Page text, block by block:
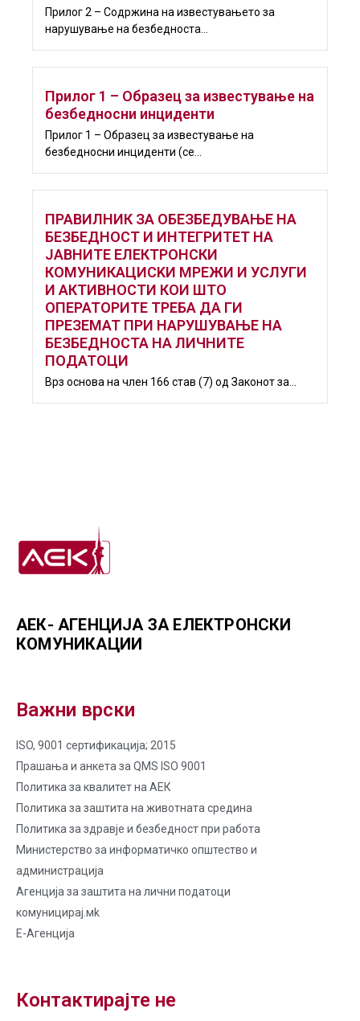
Прилог 2 – Содржина на известувањето за
нарушување на безбедноста...
Прилог 1 – Образец за известување на
безбедносни инциденти
Прилог 1 – Образец за известување на
безбедносни инциденти (се...
ПРАВИЛНИК ЗА ОБЕЗБЕДУВАЊЕ НА
БЕЗБЕДНОСТ И ИНТЕГРИТЕТ НА
ЈАВНИТЕ ЕЛЕКТРОНСКИ
КОМУНИКАЦИСKИ МРЕЖИ И УСЛУГИ
И АКТИВНОСТИ КОИ ШТО
ОПЕРАТОРИТЕ ТРЕБА ДА ГИ
ПРЕЗЕМАТ ПРИ НАРУШУВАЊЕ НА
БЕЗБЕДНОСТА НА ЛИЧНИТЕ
ПОДАТОЦИ
Врз основа на член 166 став (7) од Законот за...
АЕК- АГЕНЦИЈА ЗА ЕЛЕКТРОНСКИ
КОМУНИКАЦИИ
Важни врски
ISO, 9001 сертификација; 2015
Прашања и анкета за QMS ISO 9001
Политика за квалитет на AЕК
Политика за заштита на животната средина
Политика за здравје и безбедност при работа
Министерство за информатичко општество и
администрација
Агенција за заштита на лични податоци
комуницирај.мk
Е-Агенција
Контактирајте не